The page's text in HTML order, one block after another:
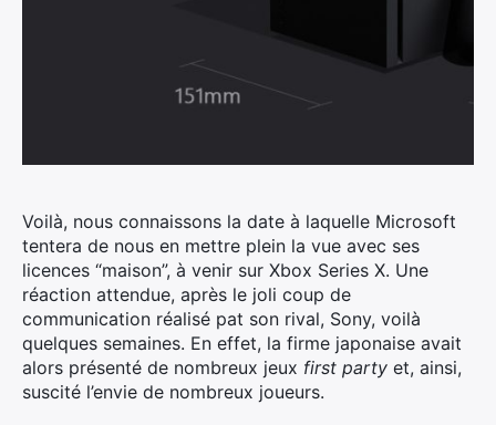
Voilà, nous connaissons la date à laquelle Microsoft
tentera de nous en mettre plein la vue avec ses
licences “maison”, à venir sur Xbox Series X. Une
réaction attendue, après le joli coup de
communication réalisé pat son rival, Sony, voilà
quelques semaines. En effet, la firme japonaise avait
alors présenté de nombreux jeux first party et, ainsi,
suscité l’envie de nombreux joueurs.